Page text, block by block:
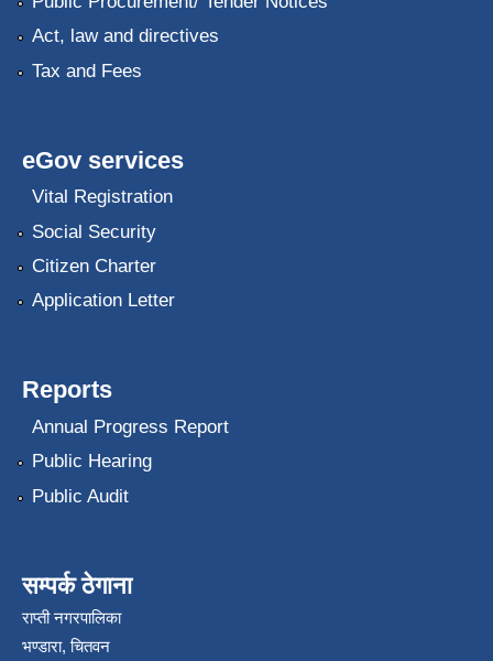
Act, law and directives
Tax and Fees
eGov services
Vital Registration
Social Security
Citizen Charter
Application Letter
Reports
Annual Progress Report
Public Hearing
Public Audit
सम्पर्क ठेगाना
राप्ती नगरपालिका
भण्डारा, चितवन